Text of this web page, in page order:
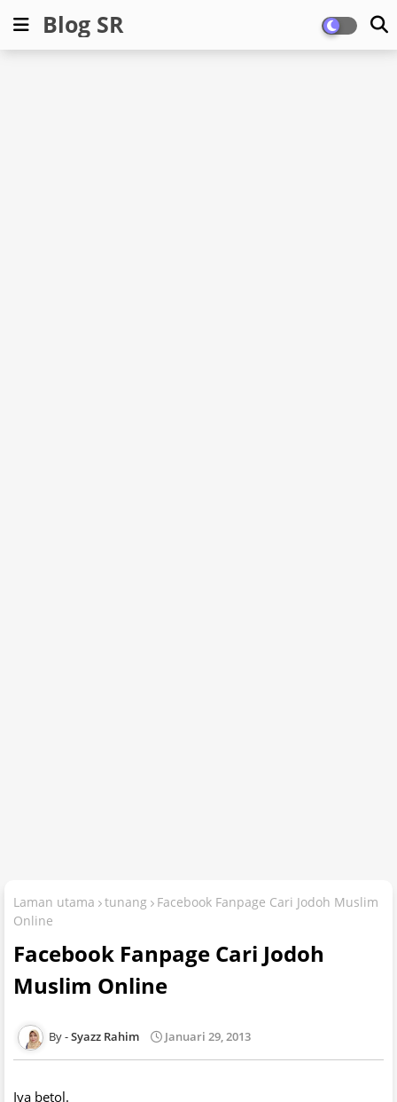
Blog SR
Laman utama tunang
Facebook Fanpage Cari Jodoh Muslim
Online
Facebook Fanpage Cari Jodoh
Muslim Online
Syazz Rahim Januari 29, 2013
Iya betol.